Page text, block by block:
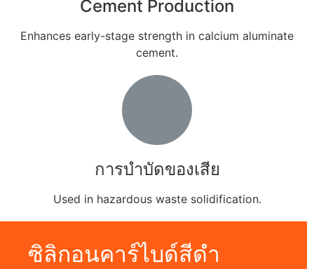
Cement Production
Enhances early-stage strength in calcium aluminate
cement.
การบำบัดของเสีย
Used in hazardous waste solidification.
ซิลิกอนคาร์ไบด์สีดำ